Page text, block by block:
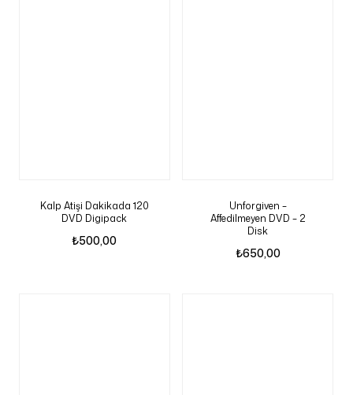
Kalp Atişi Dakikada 120
DVD Digipack
₺500,00
Unforgiven –
Affedilmeyen DVD – 2
Disk
₺650,00